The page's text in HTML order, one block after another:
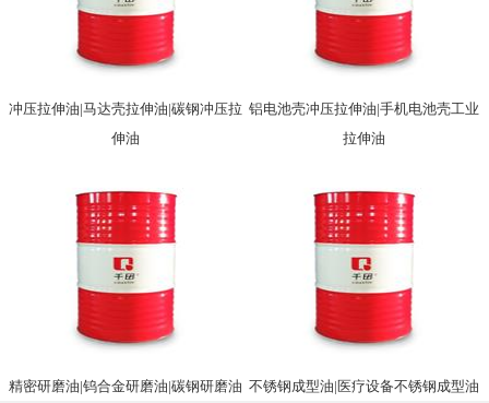
冲压拉伸油|马达壳拉伸油|碳钢冲压拉
伸油
铝电池壳冲压拉伸油|手机电池壳工业
拉伸油
精密研磨油|钨合金研磨油|碳钢研磨油 不锈钢成型油|医疗设备不锈钢成型油